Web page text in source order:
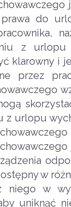
do
z
klarowny i
przez
z urlopu
w
niego w
uniknąć